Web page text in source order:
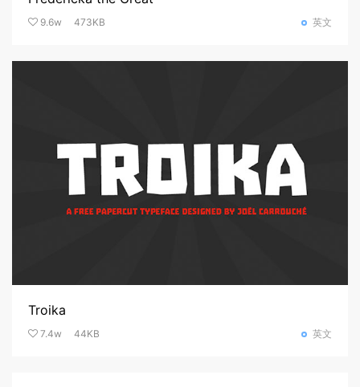
9.6w 473KB 英文
Troika
7.4w 44KB 英文